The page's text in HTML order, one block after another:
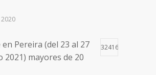
2020
Pereira (del 23 al 27
2021) mayores de 20
32416